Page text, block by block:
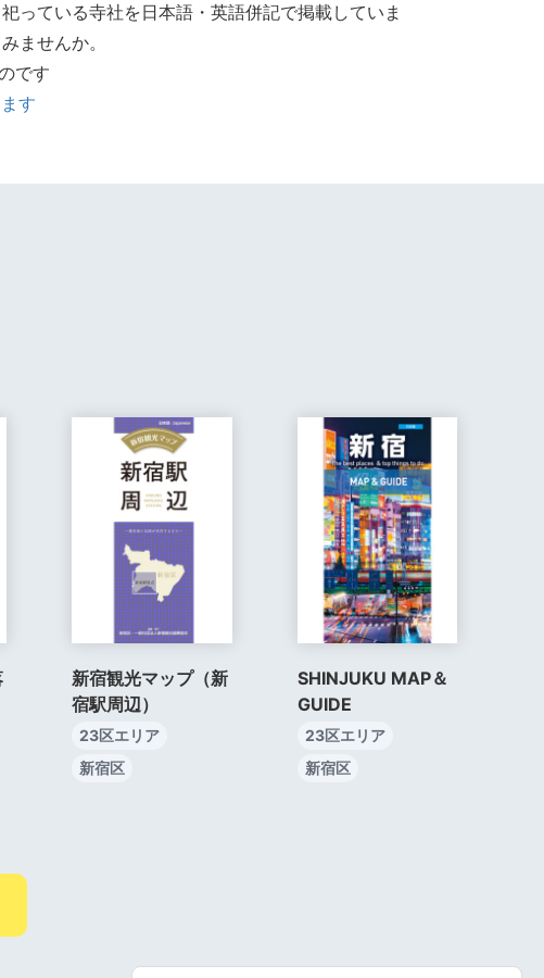
っている寺社を日本語・英語併記で掲載していま
ませんか。
です
す
新宿観光マップ（新
宿駅周辺）
23区エリア
新宿区
SHINJUKU MAP＆
GUIDE
23区エリア
新宿区